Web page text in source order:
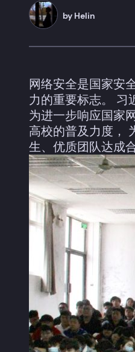
by Helin
网络安全是国家安
力的重要标志。 习
为进一步响应国家
高校的普及力度，
生、优质团队达成